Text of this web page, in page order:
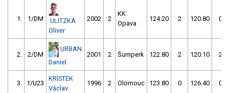
1. 1/DM
ULITZKA
Oliver
2002 2
KK
Opava
124.20 2 120.80 0
2. 2/DM
URBAN
Daniel
2001 2 Šumperk 122.80 2 120.10 2
3. 1/U23
KRISTEK
Václav
1996 2 Olomouc 123.80 0 126.40 0